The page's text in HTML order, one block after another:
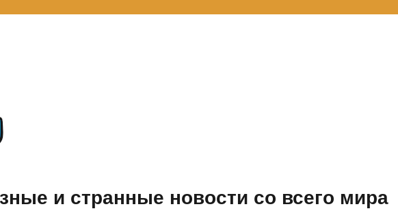
и странные новости со всего мира